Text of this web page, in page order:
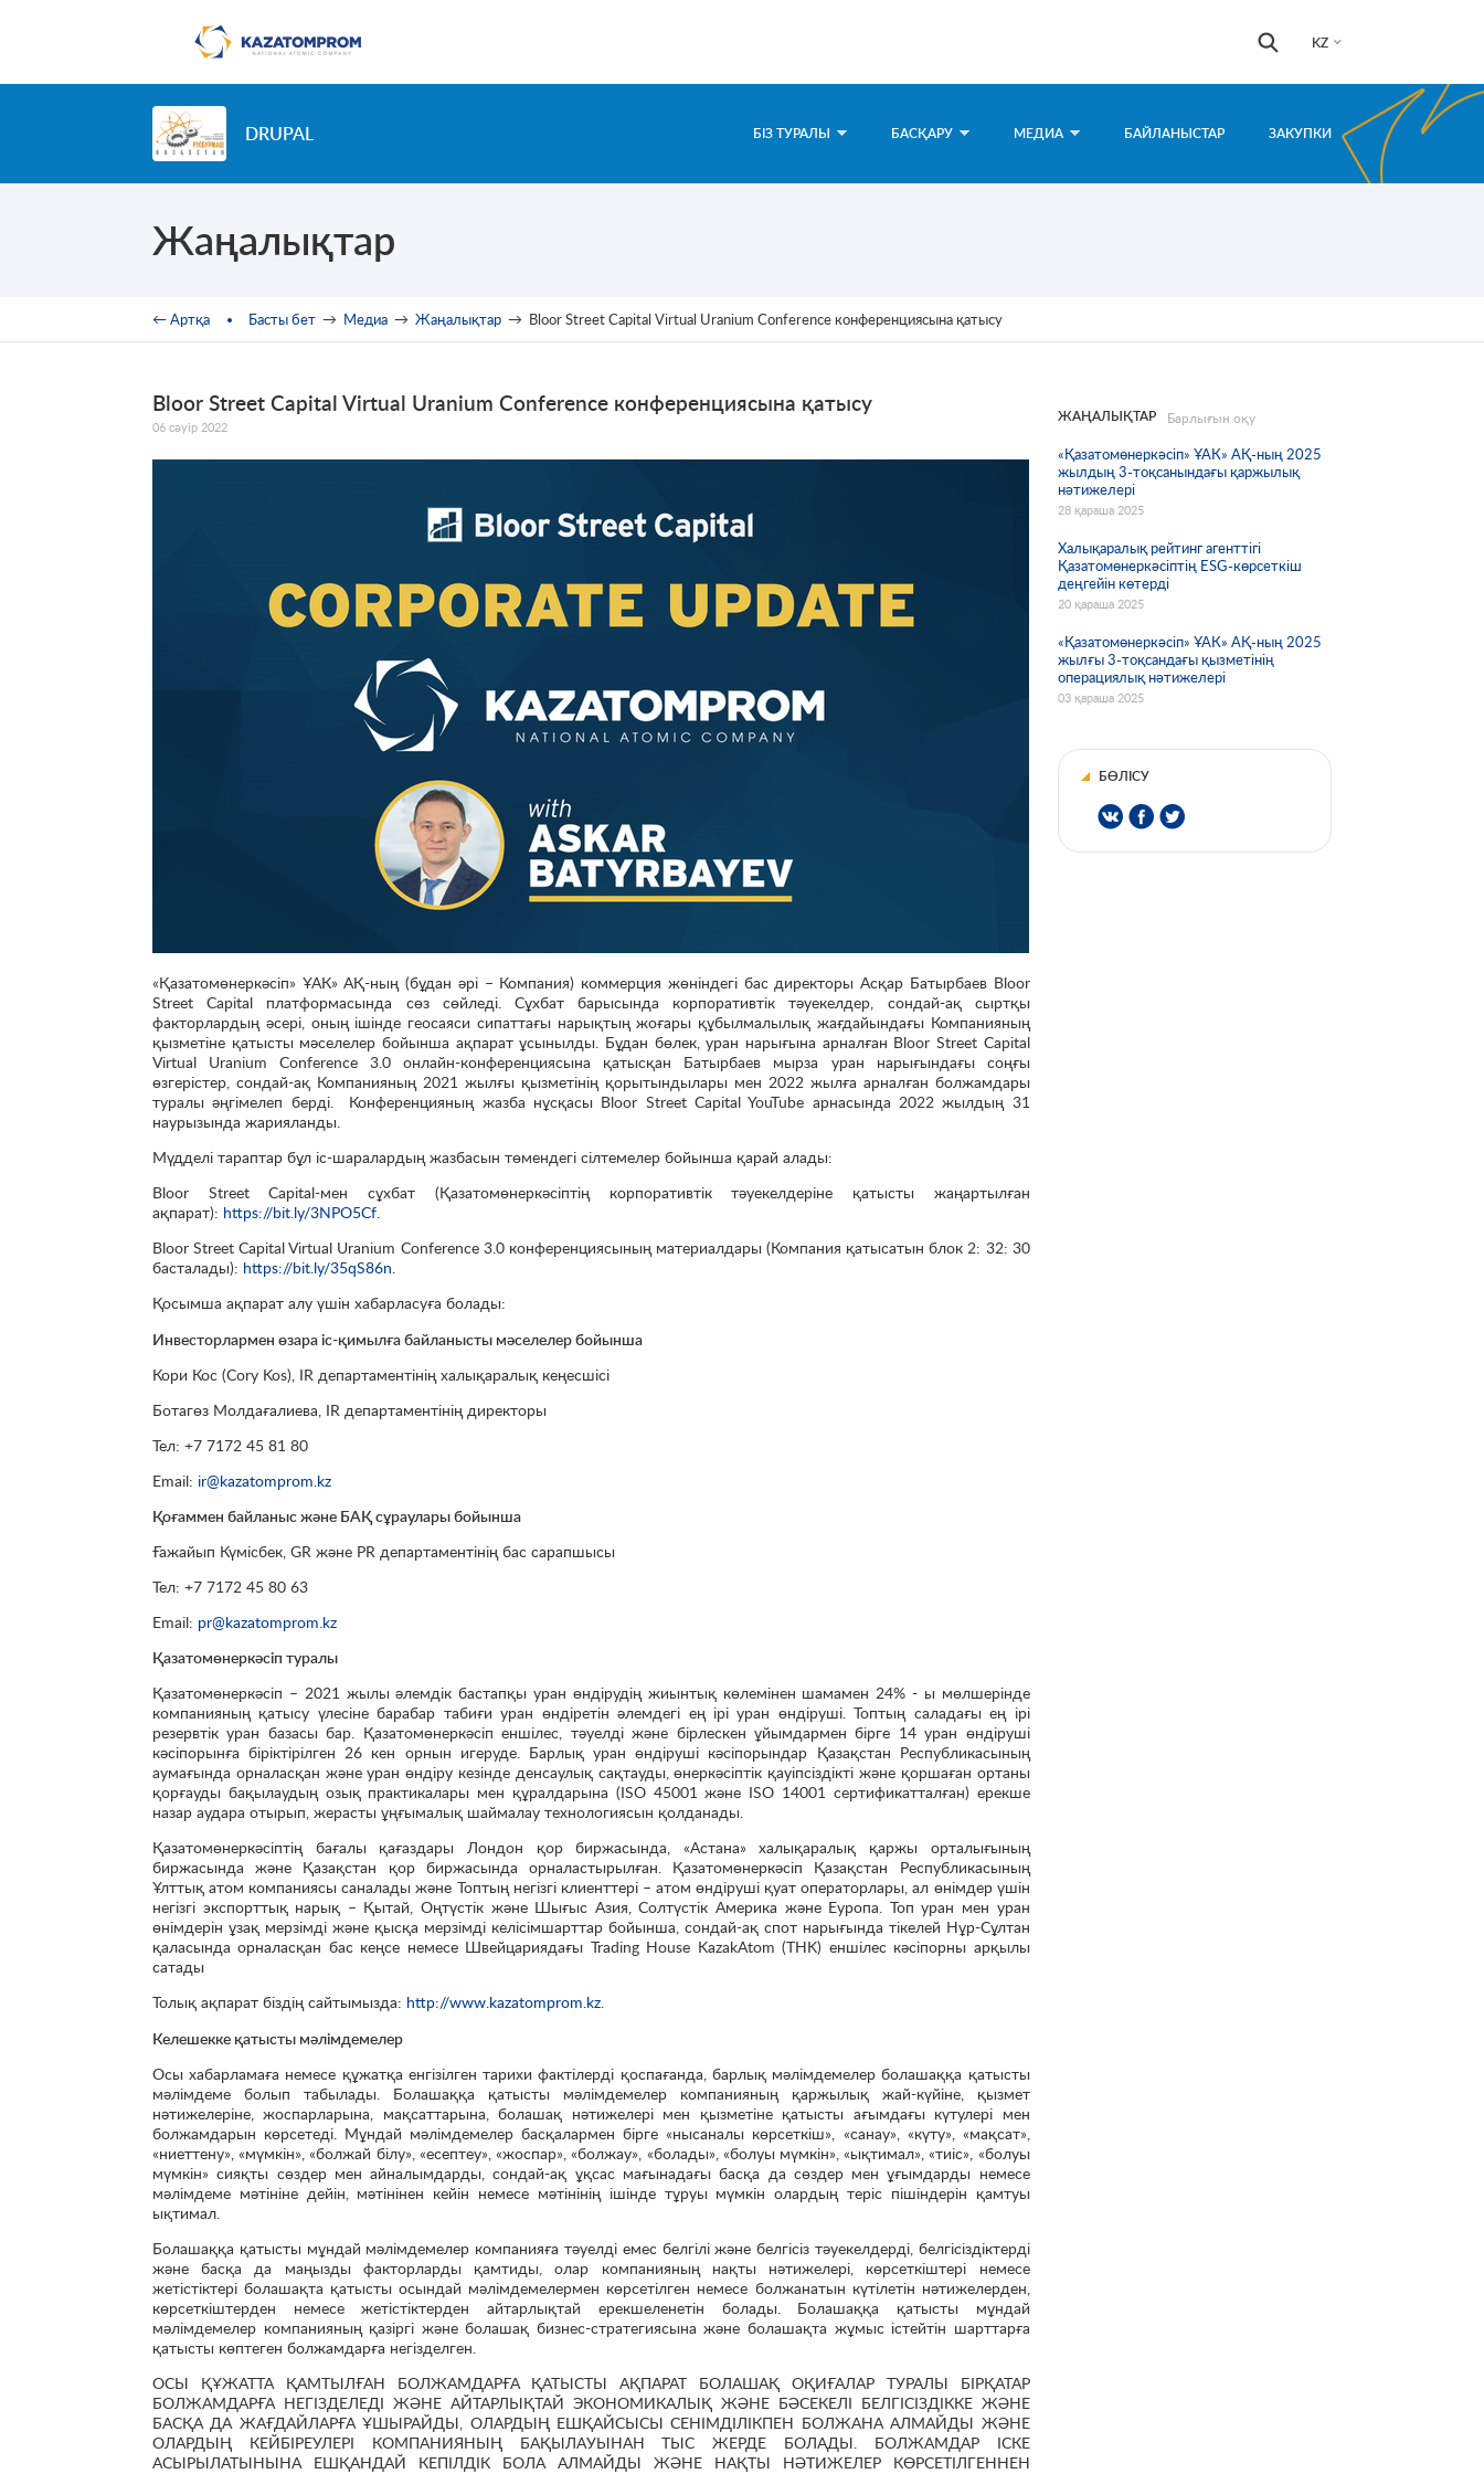
KZ
Іздестіру
Іздестіру
DRUPAL БІЗ ТУРАЛЫ БАСҚАРУ МЕДИА БАЙЛАНЫСТАР ЗАКУПКИ
Жаңалықтар
You are here
← Артқа Басты бет → Медиа → Жаңалықтар → Bloor Street Capital Virtual Uranium Conference конференциясына қатысу
Bloor Street Capital Virtual Uranium Conference конференциясына қатысу
06 сәуір 2022
«Қазатомөнеркәсіп» ҰАК» АҚ-ның (бұдан әрі – Компания) коммерция жөніндегі бас директоры Асқар Батырбаев Bloor
Street Capital платформасында сөз сөйледі. Сұхбат барысында корпоративтік тәуекелдер, сондай-ақ сыртқы
факторлардың әсері, оның ішінде геосаяси сипаттағы нарықтың жоғары құбылмалылық жағдайындағы Компанияның
қызметіне қатысты мәселелер бойынша ақпарат ұсынылды. Бұдан бөлек, уран нарығына арналған Bloor Street Capital
Virtual Uranium Conference 3.0 онлайн-конференциясына қатысқан Батырбаев мырза уран нарығындағы соңғы
өзгерістер, сондай-ақ Компанияның 2021 жылғы қызметінің қорытындылары мен 2022 жылға арналған болжамдары
туралы әңгімелеп берді. Конференцияның жазба нұсқасы Bloor Street Capital YouTube арнасында 2022 жылдың 31
наурызында жарияланды.
Мүдделі тараптар бұл іс-шаралардың жазбасын төмендегі сілтемелер бойынша қарай алады:
Bloor Street Capital-мен сұхбат (Қазатомөнеркәсіптің корпоративтік тәуекелдеріне қатысты жаңартылған
ақпарат): https://bit.ly/3NPO5Cf
Bloor Street Capital Virtual Uranium Conference 3.0 конференциясының материалдары (Компания қатысатын блок 2: 32: 30
басталады): https://bit.ly/35qS86n
Қосымша ақпарат алу үшін хабарласуға болады:
Инвесторлармен өзара іс-қимылға байланысты мәселелер бойынша
Кори Кос (Cory Kos), IR департаментінің халықаралық кеңесшісі
Ботагөз Молдағалиева, IR департаментінің директоры
Тел: +7 7172 45 81 80
Email: ir@kazatomprom.kz
Қоғаммен байланыс және БАҚ сұраулары бойынша
Ғажайып Күмісбек, GR және PR департаментінің бас сарапшысы
Тел: +7 7172 45 80 63
Email: pr@kazatomprom.kz
Қазатомөнеркәсіп туралы
Қазатомөнеркәсіп – 2021 жылы әлемдік бастапқы уран өндірудің жиынтық көлемінен шамамен 24% - ы мөлшерінде
компанияның қатысу үлесіне барабар табиғи уран өндіретін әлемдегі ең ірі уран өндіруші. Топтың саладағы ең ірі
резервтік уран базасы бар. Қазатомөнеркәсіп еншілес, тәуелді және бірлескен ұйымдармен бірге 14 уран өндіруші
кәсіпорынға біріктірілген 26 кен орнын игеруде. Барлық уран өндіруші кәсіпорындар Қазақстан Республикасының
аумағында орналасқан және уран өндіру кезінде денсаулық сақтауды, өнеркәсіптік қауіпсіздікті және қоршаған ортаны
қорғауды бақылаудың озық практикалары мен құралдарына (ISO 45001 және ISO 14001 сертификатталған) ерекше
назар аудара отырып, жерасты ұңғымалық шаймалау технологиясын қолданады.
Қазатомөнеркәсіптің бағалы қағаздары Лондон қор биржасында, «Астана» халықаралық қаржы орталығының
биржасында және Қазақстан қор биржасында орналастырылған. Қазатомөнеркәсіп Қазақстан Республикасының
Ұлттық атом компаниясы саналады және Топтың негізгі клиенттері – атом өндіруші қуат операторлары, ал өнімдер үшін
негізгі экспорттық нарық – Қытай, Оңтүстік және Шығыс Азия, Солтүстік Америка және Еуропа. Топ уран мен уран
өнімдерін ұзақ мерзімді және қысқа мерзімді келісімшарттар бойынша, сондай-ақ спот нарығында тікелей Нұр-Сұлтан
қаласында орналасқан бас кеңсе немесе Швейцариядағы Trading House KazakAtom (THK) еншілес кәсіпорны арқылы
сатады
Толық ақпарат біздің сайтымызда: http://www.kazatomprom.kz.
Келешекке қатысты мәлімдемелер
Осы хабарламаға немесе құжатқа енгізілген тарихи фактілерді қоспағанда, барлық мәлімдемелер болашаққа қатысты
мәлімдеме болып табылады. Болашаққа қатысты мәлімдемелер компанияның қаржылық жай-күйіне, қызмет
нәтижелеріне, жоспарларына, мақсаттарына, болашақ нәтижелері мен қызметіне қатысты ағымдағы күтулері мен
болжамдарын көрсетеді. Мұндай мәлімдемелер басқалармен бірге «нысаналы көрсеткіш», «санау», «күту», «мақсат»,
«ниеттену», «мүмкін», «болжай білу», «есептеу», «жоспар», «болжау», «болады», «болуы мүмкін», «ықтимал», «тиіс», «болуы
мүмкін» сияқты сөздер мен айналымдарды, сондай-ақ ұқсас мағынадағы басқа да сөздер мен ұғымдарды немесе
мәлімдеме мәтініне дейін, мәтінінен кейін немесе мәтінінің ішінде тұруы мүмкін олардың теріс пішіндерін қамтуы
ықтимал.
Болашаққа қатысты мұндай мәлімдемелер компанияға тәуелді емес белгілі және белгісіз тәуекелдерді, белгісіздіктерді
және басқа да маңызды факторларды қамтиды, олар компанияның нақты нәтижелері, көрсеткіштері немесе
жетістіктері болашақта қатысты осындай мәлімдемелермен көрсетілген немесе болжанатын күтілетін нәтижелерден,
көрсеткіштерден немесе жетістіктерден айтарлықтай ерекшеленетін болады. Болашаққа қатысты мұндай
мәлімдемелер компанияның қазіргі және болашақ бизнес-стратегиясына және болашақта жұмыс істейтін шарттарға
қатысты көптеген болжамдарға негізделген.
ОСЫ ҚҰЖАТТА ҚАМТЫЛҒАН БОЛЖАМДАРҒА ҚАТЫСТЫ АҚПАРАТ БОЛАШАҚ ОҚИҒАЛАР ТУРАЛЫ БІРҚАТАР
БОЛЖАМДАРҒА НЕГІЗДЕЛЕДІ ЖӘНЕ АЙТАРЛЫҚТАЙ ЭКОНОМИКАЛЫҚ ЖӘНЕ БӘСЕКЕЛІ БЕЛГІСІЗДІККЕ ЖӘНЕ
БАСҚА ДА ЖАҒДАЙЛАРҒА ҰШЫРАЙДЫ, ОЛАРДЫҢ ЕШҚАЙСЫСЫ СЕНІМДІЛІКПЕН БОЛЖАНА АЛМАЙДЫ ЖӘНЕ
ОЛАРДЫҢ КЕЙБІРЕУЛЕРІ КОМПАНИЯНЫҢ БАҚЫЛАУЫНАН ТЫС ЖЕРДЕ БОЛАДЫ. БОЛЖАМДАР ІСКЕ
АСЫРЫЛАТЫНЫНА ЕШҚАНДАЙ КЕПІЛДІК БОЛА АЛМАЙДЫ ЖӘНЕ НАҚТЫ НӘТИЖЕЛЕР КӨРСЕТІЛГЕННЕН
ЖАҢАЛЫҚТАР Барлығын оқу
«Қазатомөнеркәсіп» ҰАК» АҚ-ның 2025
жылдың 3-тоқсанындағы қаржылық
нәтижелері
28 қараша 2025
Халықаралық рейтинг агенттігі
Қазатомөнеркәсіптің ESG-көрсеткіш
деңгейін көтерді
20 қараша 2025
«Қазатомөнеркәсіп» ҰАК» АҚ-ның 2025
жылғы 3-тоқсандағы қызметінің
операциялық нәтижелері
03 қараша 2025
БӨЛІСУ